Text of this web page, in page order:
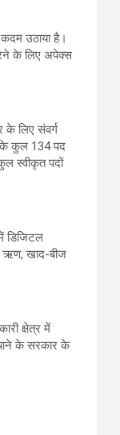
उठाया है।
के लिए अपेक्स
के लिए संवर्ग
के कुल 134 पद
स्वीकृत पदों
डिजिटल
ऋण, खाद-बीज
क्षेत्र में
के सरकार के